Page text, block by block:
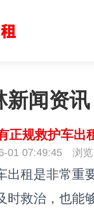
新闻资讯
正规救护车出
01 07:49:45 浏览
出租是非常重
时救治，也能